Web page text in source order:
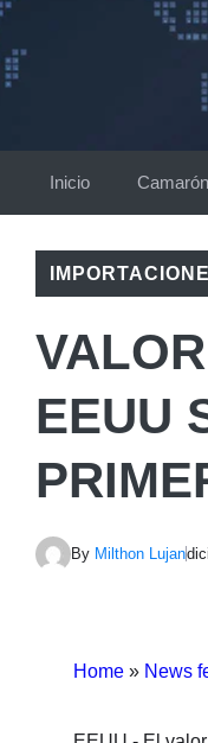
Inicio Camarón
EEUU
By Milthon Lujan
Home » News